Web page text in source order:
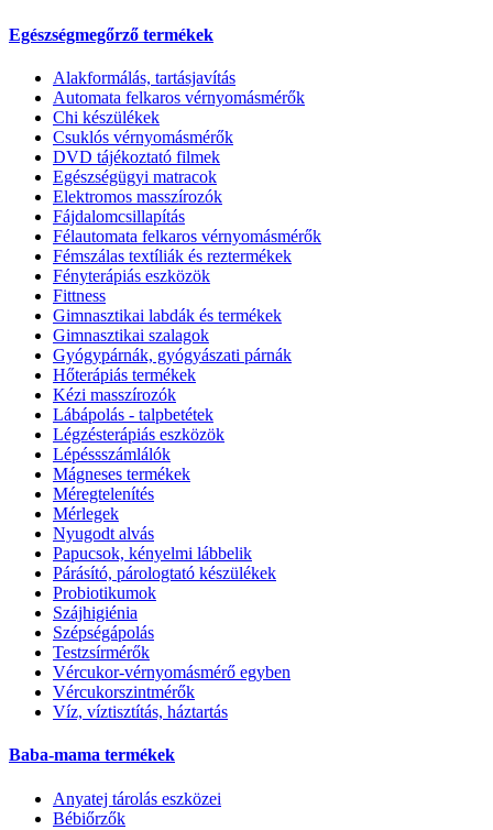
Egészségmegőrző termékek
Alakformálás, tartásjavítás
Automata felkaros vérnyomásmérők
Chi készülékek
Csuklós vérnyomásmérők
DVD tájékoztató filmek
Egészségügyi matracok
Elektromos masszírozók
Fájdalomcsillapítás
Félautomata felkaros vérnyomásmérők
Fémszálas textíliák és reztermékek
Fényterápiás eszközök
Fittness
Gimnasztikai labdák és termékek
Gimnasztikai szalagok
Gyógypárnák, gyógyászati párnák
Hőterápiás termékek
Kézi masszírozók
Lábápolás - talpbetétek
Légzésterápiás eszközök
Lépéssszámlálók
Mágneses termékek
Méregtelenítés
Mérlegek
Nyugodt alvás
Papucsok, kényelmi lábbelik
Párásító, párologtató készülékek
Probiotikumok
Szájhigiénia
Szépségápolás
Testzsírmérők
Vércukor-vérnyomásmérő egyben
Vércukorszintmérők
Víz, víztisztítás, háztartás
Baba-mama termékek
Anyatej tárolás eszközei
Bébiőrzők